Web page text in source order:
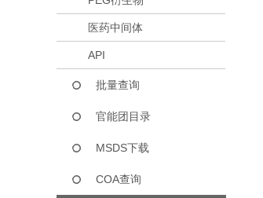
医药中间体
API
批量查询
官能团目录
MSDS下载
COA查询